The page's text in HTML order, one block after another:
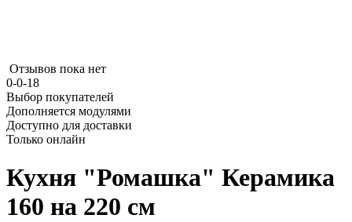
Отзывов пока нет
0-0-18
Выбор покупателей
Дополняется модулями
Доступно для доставки
Только онлайн
Кухня "Ромашка" Керамика
160 на 220 см